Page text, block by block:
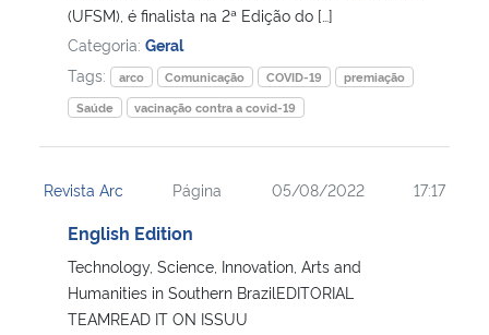
(UFSM), é finalista na 2ª Edição do […]
Categoria: Geral
Tags:
arco Comunicação COVID-19
premiação
Saúde
vacinação contra a covid-19
Revista Arc Página 05/08/2022 17:17
English Edition
Technology, Science, Innovation, Arts and
Humanities in Southern BrazilEDITORIAL
TEAMREAD IT ON ISSUU